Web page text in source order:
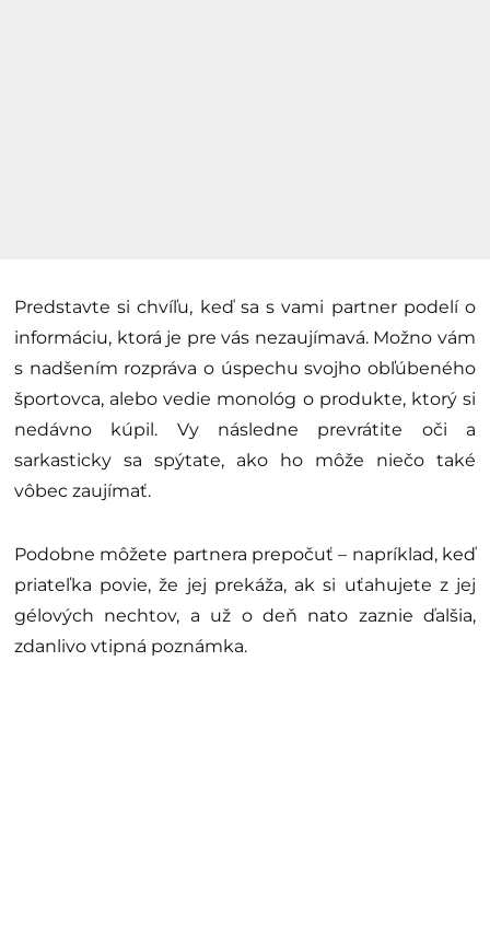
Predstavte si chvíľu, keď sa s vami partner podelí o
informáciu, ktorá je pre vás nezaujímavá. Možno vám
s nadšením rozpráva o úspechu svojho obľúbeného
športovca, alebo vedie monológ o produkte, ktorý si
nedávno kúpil. Vy následne prevrátite oči a
sarkasticky sa spýtate, ako ho môže niečo také
vôbec zaujímať.
Podobne môžete partnera prepočuť – napríklad, keď
priateľka povie, že jej prekáža, ak si uťahujete z jej
gélových nechtov, a už o deň nato zaznie ďalšia,
zdanlivo vtipná poznámka.